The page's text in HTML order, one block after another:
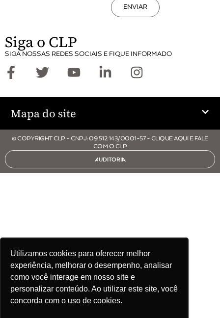
Utilizamos cookies para oferecer melhor
experiência, melhorar o desempenho, analisar
como você interage em nosso site e
personalizar conteúdo. Ao utilizar este site, você
concorda com o uso de cookies.
ENVIAR
Siga o CLP
SIGA NOSSAS REDES SOCIAIS E FIQUE INFORMADO
Mapa do site
© COPYRIGHT CLP - CNPJ: 09.512.143/0001-57 - CLIQUE AQUI E FALE
COM O CLP
AUDITORIA